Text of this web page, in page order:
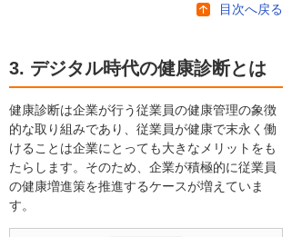
目次へ戻る
3. デジタル時代の健康診断とは
健康診断は企業が行う従業員の健康管理の象徴
的な取り組みであり、従業員が健康で末永く働
けることは企業にとっても大きなメリットをも
たらします。そのため、企業が積極的に従業員
の健康増進策を推進するケースが増えていま
す。